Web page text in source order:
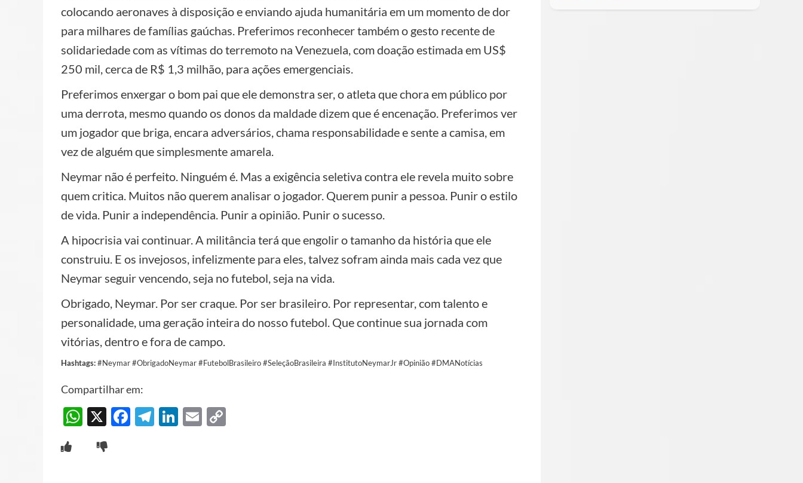
colocando aeronaves à disposição e enviando ajuda humanitária em um momento de dor
para milhares de famílias gaúchas. Preferimos reconhecer também o gesto recente de
solidariedade com as vítimas do terremoto na Venezuela, com doação estimada em US$
250 mil, cerca de R$ 1,3 milhão, para ações emergenciais.
Preferimos enxergar o bom pai que ele demonstra ser, o atleta que chora em público por
uma derrota, mesmo quando os donos da maldade dizem que é encenação. Preferimos ver
um jogador que briga, encara adversários, chama responsabilidade e sente a camisa, em
vez de alguém que simplesmente amarela.
Neymar não é perfeito. Ninguém é. Mas a exigência seletiva contra ele revela muito sobre
quem critica. Muitos não querem analisar o jogador. Querem punir a pessoa. Punir o estilo
de vida. Punir a independência. Punir a opinião. Punir o sucesso.
A hipocrisia vai continuar. A militância terá que engolir o tamanho da história que ele
construiu. E os invejosos, infelizmente para eles, talvez sofram ainda mais cada vez que
Neymar seguir vencendo, seja no futebol, seja na vida.
Obrigado, Neymar. Por ser craque. Por ser brasileiro. Por representar, com talento e
personalidade, uma geração inteira do nosso futebol. Que continue sua jornada com
vitórias, dentro e fora de campo.
Hashtags:#Neymar #ObrigadoNeymar #FutebolBrasileiro #SeleçãoBrasileira #InstitutoNeymarJr #Opinião #DMANotícias
Compartilhar em:
WhatsApp
X Facebook
Telegram
LinkedIn
Email